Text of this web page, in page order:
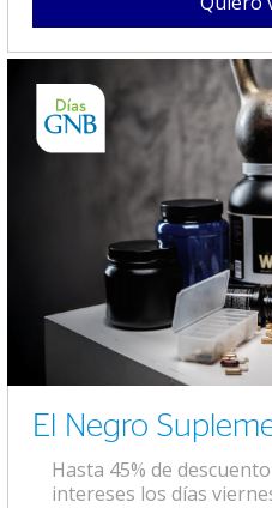
El Negro
Hasta 45% de
intereses los días